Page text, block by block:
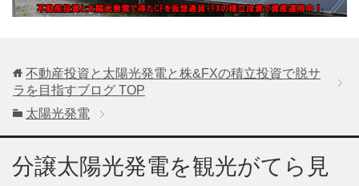
不動産投資と太陽光発電と株&FXの積立投資で脱サ
ラを目指すブログ TOP
太陽光発電
分譲太陽光発電を観光がてら見